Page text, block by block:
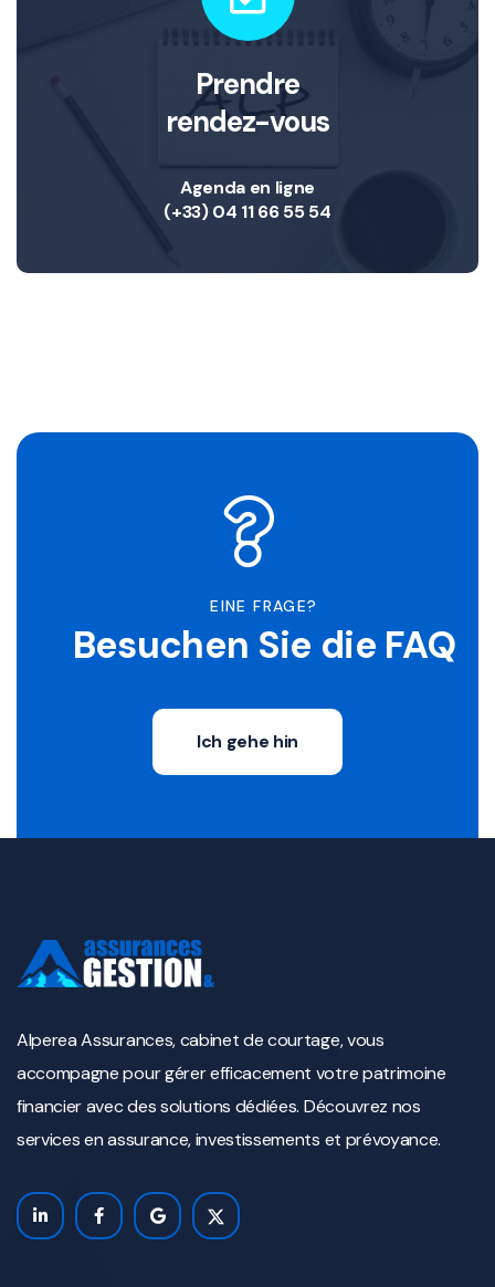
Prendre
rendez-vous
Agenda en ligne
(+33) 04 11 66 55 54
EINE FRAGE?
Besuchen Sie die FAQ
Ich gehe hin
Alperea Assurances, cabinet de courtage, vous
accompagne pour gérer efficacement votre patrimoine
financier avec des solutions dédiées. Découvrez nos
services en assurance, investissements et prévoyance.